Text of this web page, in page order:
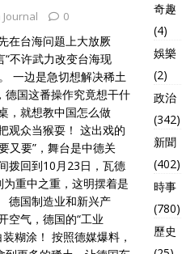
0
在台海问题上大放厥
“不许武力改变台海现
一边是急切想解决稀土
德国这番操作究竟想干什
，就想教中国怎么做
观众当猴耍！ 这出戏的
又要”，舞台是中德关
拨回到10月23日，瓦德
重中之重，这明摆着是
德国制造业和新兴产
空气，德国的“工业
糊涂！ 按照德媒爆料，
奇趣
(4)
娛樂
(2)
政治
(342)
新聞
(402)
時事
(780)
歷史